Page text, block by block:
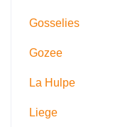
Gosselies
Gozee
La Hulpe
Liege